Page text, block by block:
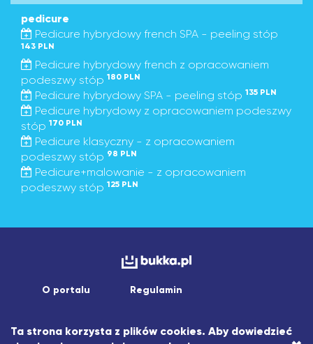
pedicure
Pedicure hybrydowy french SPA - peeling stóp
143 PLN
Pedicure hybrydowy french z opracowaniem
podeszwy stóp 180 PLN
Pedicure hybrydowy SPA - peeling stóp 135 PLN
Pedicure hybrydowy z opracowaniem podeszwy
stóp 170 PLN
Pedicure klasyczny - z opracowaniem
podeszwy stóp 98 PLN
Pedicure+malowanie - z opracowaniem
podeszwy stóp 125 PLN
O portalu Regulamin
Wszelkie prawa zastrzeżone.
Ta strona korzysta z plików cookies. Aby dowiedzieć